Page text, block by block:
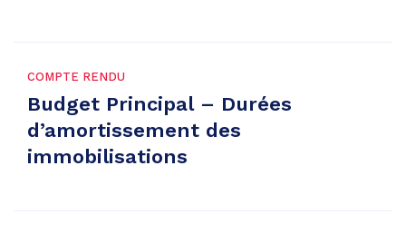
COMPTE RENDU
Budget Principal – Durées
d’amortissement des
immobilisations